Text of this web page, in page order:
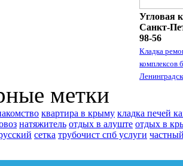
Угловая
Санкт-
98-56
Кладка
комплексов
метки
квартира в крыму кладка печей
натяжитель отдых в алуште отдых в
сетка трубочист спб услуги